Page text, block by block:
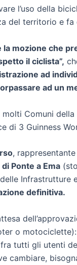
l’uso della
del territorio e
la mozione che
il ciclista”,
ad
ad un
Comuni
di 3 Guinness
,
Ponte a Ema
Infrastrutture
definitiva.
o
tutti gli utenti
cambiare,